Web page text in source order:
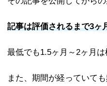
記事は評価されるまで3ヶ
最低でも1.5ヶ月～2ヶ月は
また、期間が経っていて